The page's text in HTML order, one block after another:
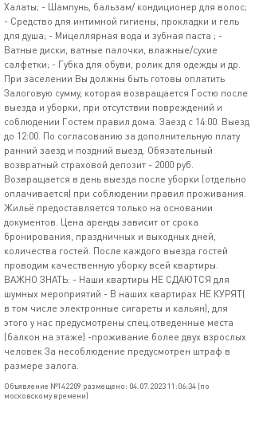
Халаты; - Шампунь, бальзам/ кондиционер для волос;
- Средство для интимной гигиены, прокладки и гель
для душа; - Мицеллярная вода и зубная паста ; -
Ватные диски, ватные палочки, влажные/сухие
салфетки; - Губка для обуви, ролик для одежды и др.
При заселении Вы должны быть готовы оплатить
Залоговую сумму, которая возвращается Гостю после
выезда и уборки, при отсутствии повреждений и
соблюдении Гостем правил дома. Заезд с 14:00. Выезд
до 12:00. По согласованию за дополнительную плату
ранний заезд и поздний выезд. Обязательный
возвратный страховой депозит - 2000 руб.
Возвращается в день выезда после уборки (отдельно
оплачивается) при соблюдении правил проживания.
Жильё предоставляется только на основании
документов. Цена аренды зависит от срока
бронирования, праздничных и выходных дней,
количества гостей. После каждого выезда гостей
проводим качественную уборку всей квартиры.
ВАЖНО ЗНАТЬ: - Наши квартиры НЕ СДАЮТСЯ для
шумных мероприятий - В наших квартирах НЕ КУРЯТ(
в том числе электронные сигареты и кальян), для
этого у нас предусмотрены спец.отведенные места
(балкон на этаже) -проживание более двух взрослых
человек За несоблюдение предусмотрен штраф в
размере залога.
Объявление №142209 размещено: 04.07.2023 11:06:34 (по
московскому времени)